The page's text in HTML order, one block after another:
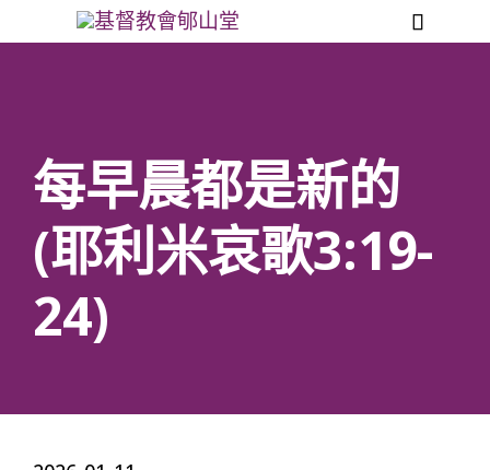

每早晨都是新的
(耶利米哀歌3:19-
24)